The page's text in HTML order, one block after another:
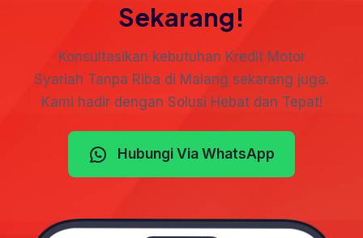
Sekarang!
Konsultasikan kebutuhan Kredit Motor
Syariah Tanpa Riba di Malang sekarang juga.
Kami hadir dengan Solusi Hebat dan Tepat!
Hubungi Via WhatsApp